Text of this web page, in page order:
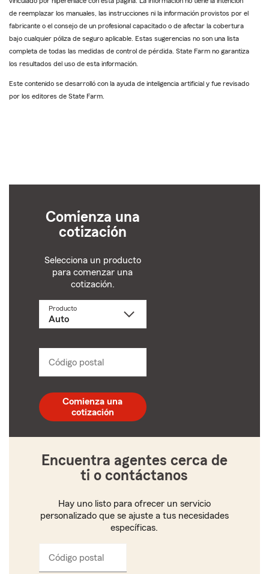
de reemplazar los manuales, las instrucciones ni la información provistos por el
fabricante o el consejo de un profesional capacitado o de afectar la cobertura
bajo cualquier póliza de seguro aplicable. Estas sugerencias no son una lista
completa de todas las medidas de control de pérdida. State Farm no garantiza
los resultados del uso de esta información.
Este contenido se desarrolló con la ayuda de inteligencia artificial y fue revisado
por los editores de State Farm.
Comienza una
cotización
Selecciona un producto
para comenzar una
cotización.
ProductoSelecciona
Código postal
postal
de
5
Comienza una
cotización
Encuentra agentes cerca de
ti o contáctanos
Hay uno listo para ofrecer un servicio
personalizado que se ajuste a tus necesidades
específicas.
Código postal